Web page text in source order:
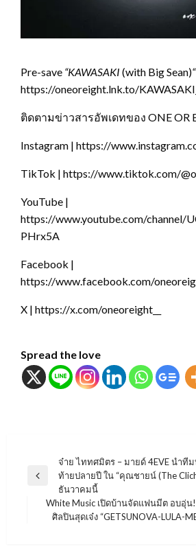
Pre-save “KAWASAKI (with Big Sean)“
https://oneoreight.lnk.to/
ติดตามข่าวสารอัพเดทของ ONE OR
Instagram | https://
TikTok | https://www.tiktok.com/
YouTube |
https://www.youtube.com/channel/
PHrx5A
Facebook |
https://www.facebook.com/
X | https://x.com/oneoreight__
Spread the love
แนะแนว
เรื่อง
Previous
จ๋าย ไททศมิตร – มายด์ 4EVE นำทีม
ท้ายปลายปี ใน “คุณชายน์ (The
ธันวาคมนี้
Next
White Music เปิดบ้านจัดแฟนมีต อบอุ่น
ศิลปินสุดเจ๋ง “GETSUNOVA-LULA-